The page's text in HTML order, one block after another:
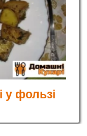
у фользі